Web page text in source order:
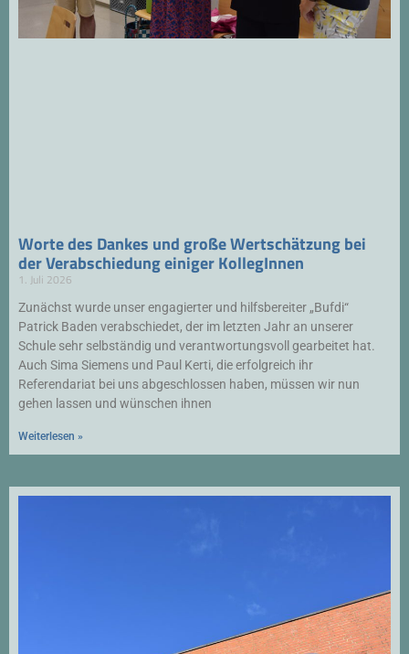
Worte des Dankes und große Wertschätzung bei
der Verabschiedung einiger KollegInnen
1. Juli 2026
Zunächst wurde unser engagierter und hilfsbereiter „Bufdi“
Patrick Baden verabschiedet, der im letzten Jahr an unserer
Schule sehr selbständig und verantwortungsvoll gearbeitet hat.
Auch Sima Siemens und Paul Kerti, die erfolgreich ihr
Referendariat bei uns abgeschlossen haben, müssen wir nun
gehen lassen und wünschen ihnen
Weiterlesen »